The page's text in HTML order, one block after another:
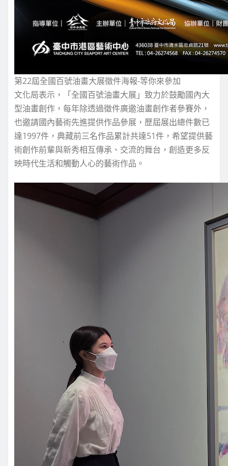
第22屆全國百號油畫大展徵件海報-等你來參加
文化局表示，「全國百號油畫大展」致力於鼓勵國內大
型油畫創作，每年除透過徵件廣邀油畫創作者參賽外，
也邀請國內藝術先進提供作品參展，歷屆展出總件數已
達1997件，典藏前三名作品累計共達51件，希望提供藝
術創作前輩與新秀相互傳承、交流的舞台，創造更多反
映時代生活和觸動人心的藝術作品。